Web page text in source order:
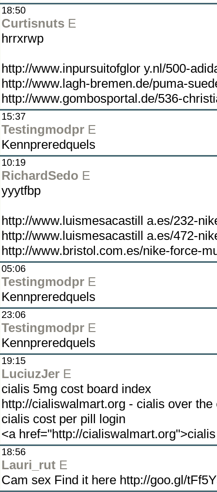
18:50
Curtisnuts E
hrrxrwp
http://www.inpursuitofglor y.nl/500-
http://www.lagh-bremen.de/puma-
http://www.gombosportal.de/536-
15:37
Testingmodpr E
Kennpreredquels
10:19
RichardSedo E
yyytfbp
http://www.luismesacastill a.es/232-
http://www.luismesacastill a.es/472-
http://www.bristol.com.es/nike-force-
05:06
Testingmodpr E
Kennpreredquels
23:06
Testingmodpr E
Kennpreredquels
19:15
LuciuzJer E
cialis 5mg cost board index
http://cialiswalmart.org - cialis over
cialis cost per pill login
<a href="http://
18:56
Lauri_rut E
Cam sex Find it here http://goo.gl/